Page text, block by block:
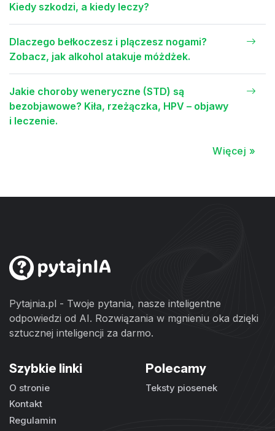
Kiedy szkodzi, a kiedy leczy?
Dlaczego bełkoczesz i plączesz nogami?
Zobacz, jak alkohol atakuje móżdżek.
Jakie choroby weneryczne (STD) są
bezobjawowe? Kiła, rzeżączka, HPV – objawy
i leczenie.
Więcej »
Pytajnia.pl - Twoje pytania, nasze inteligentne
odpowiedzi od AI. Rozwiązania w mgnieniu oka dzięki
sztucznej inteligencji za darmo.
Szybkie linki
O stronie
Kontakt
Regulamin
Polecamy
Teksty piosenek